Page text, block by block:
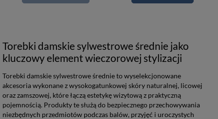
Torebki damskie sylwestrowe średnie jako
kluczowy element wieczorowej stylizacji
Torebki damskie sylwestrowe średnie to wyselekcjonowane
akcesoria wykonane z wysokogatunkowej skóry naturalnej, licowej
oraz zamszowej, które łączą estetykę wizytową z praktyczną
pojemnością. Produkty te służą do bezpiecznego przechowywania
niezbędnych przedmiotów podczas balów, przyjęć i uroczystych